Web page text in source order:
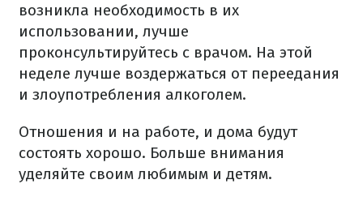
возникла необходимость в их
использовании, лучше
проконсультируйтесь с врачом. На этой
неделе лучше воздержаться от переедания
и злоупотребления алкоголем.
Отношения и на работе, и дома будут
состоять хорошо. Больше внимания
уделяйте своим любимым и детям.